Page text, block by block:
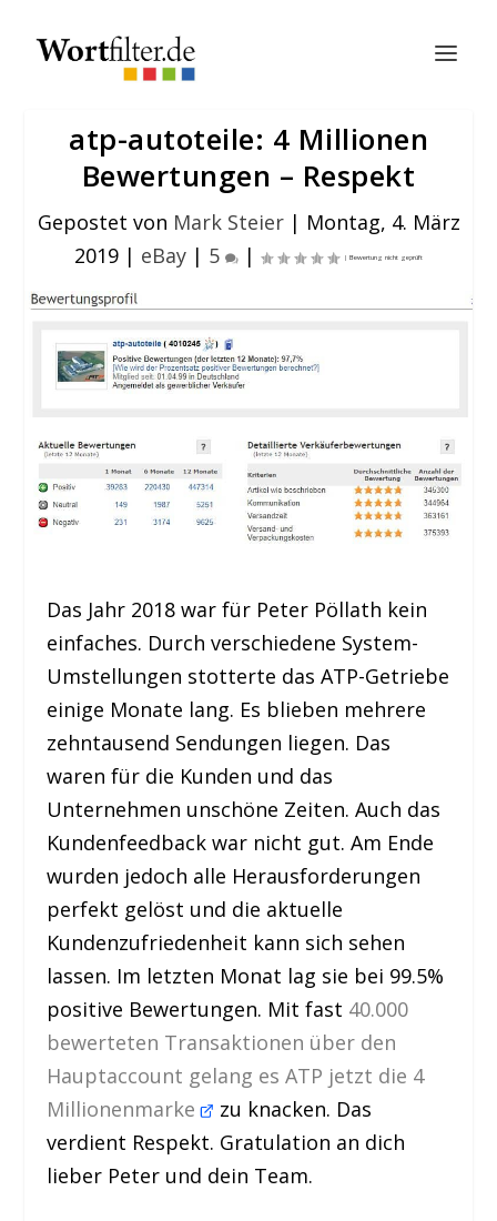
atp-autoteile: 4 Millionen
Bewertungen – Respekt
Gepostet von Mark Steier| Montag, 4. März
2019 | eBay | 5 |
Das Jahr 2018 war für Peter Pöllath kein
einfaches. Durch verschiedene System-
Umstellungen stotterte das ATP-Getriebe
einige Monate lang. Es blieben mehrere
zehntausend Sendungen liegen. Das
waren für die Kunden und das
Unternehmen unschöne Zeiten. Auch das
Kundenfeedback war nicht gut. Am Ende
wurden jedoch alle Herausforderungen
perfekt gelöst und die aktuelle
Kundenzufriedenheit kann sich sehen
lassen. Im letzten Monat lag sie bei 99.5%
positive Bewertungen. Mit fast 40.000
bewerteten Transaktionen über den
Hauptaccount gelang es ATP jetzt die 4
Millionenmarke
zu knacken. Das
verdient Respekt. Gratulation an dich
lieber Peter und dein Team.